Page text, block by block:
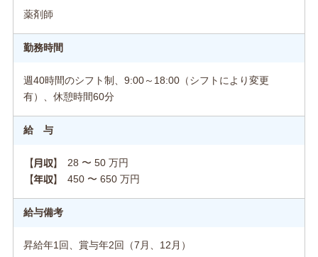
薬剤師
勤務時間
週40時間のシフト制、9:00～18:00（シフトにより変更
有）、休憩時間60分
給 与
【月収】 28 〜 50 万円
【年収】 450 〜 650 万円
給与備考
昇給年1回、賞与年2回（7月、12月）